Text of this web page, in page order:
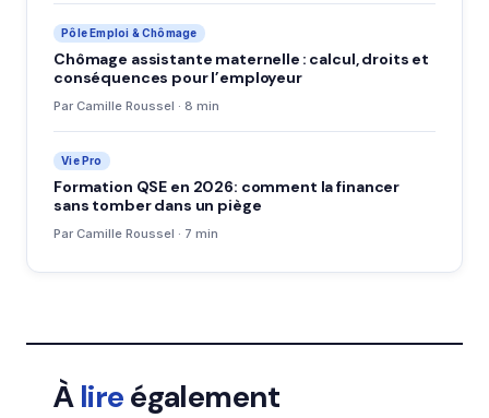
Pôle Emploi & Chômage
Chômage assistante maternelle : calcul, droits et
conséquences pour l’employeur
Par Camille Roussel · 8 min
Vie Pro
Formation QSE en 2026: comment la financer
sans tomber dans un piège
Par Camille Roussel · 7 min
Àlireégalement